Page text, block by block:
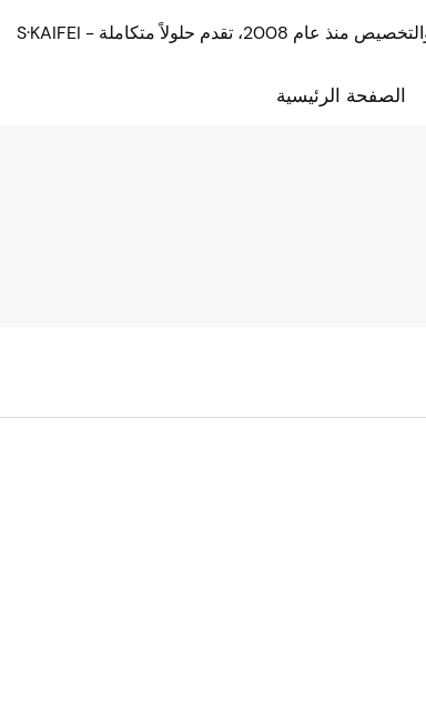
الصفحة الرئيسية